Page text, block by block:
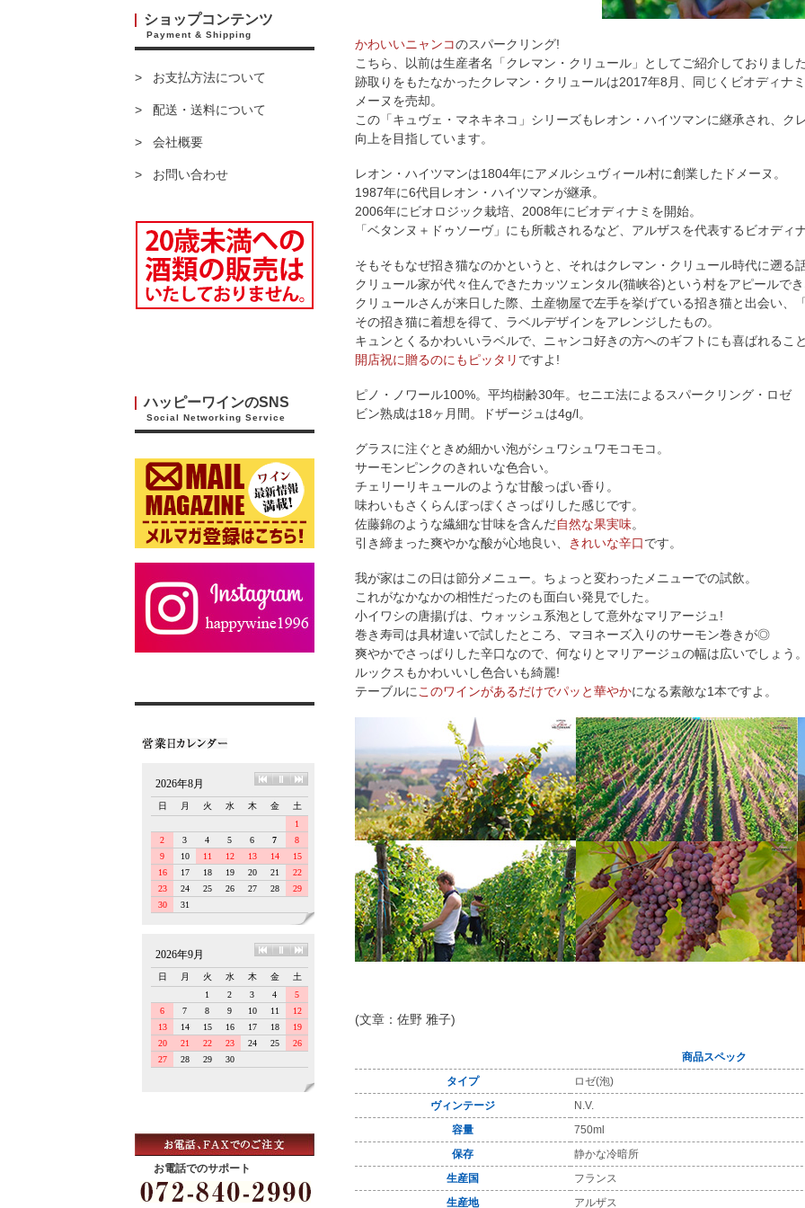
ショップコンテンツ
Payment & Shipping
お支払方法について
配送・送料について
会社概要
お問い合わせ
ハッピーワインのSNS
Social Networking Service
お電話でのサポート
かわいいニャンコのスパークリング!
こちら、以前は生産者名「クレマン・クリュール」としてご紹介しておりまし
跡取りをもたなかったクレマン・クリュールは2017年8月、同じくビオディナ
メーヌを売却。
この「キュヴェ・マネキネコ」シリーズもレオン・ハイツマンに継承され、ク
向上を目指しています。
レオン・ハイツマンは1804年にアメルシュヴィール村に創業したドメーヌ。
1987年に6代目レオン・ハイツマンが継承。
2006年にビオロジック栽培、2008年にビオディナミを開始。
「ベタンヌ＋ドゥソーヴ」にも所載されるなど、アルザスを代表するビオディ
そもそもなぜ招き猫なのかというと、それはクレマン・クリュール時代に遡る
クリュール家が代々住んできたカッツェンタル(猫峡谷)という村をアピールで
クリュールさんが来日した際、土産物屋で左手を挙げている招き猫と出会い、
その招き猫に着想を得て、ラベルデザインをアレンジしたもの。
キュンとくるかわいいラベルで、ニャンコ好きの方へのギフトにも喜ばれるこ
開店祝に贈るのにもピッタリ ですよ!
ピノ・ノワール100%。平均樹齢30年。セニエ法によるスパークリング・ロゼ
ビン熟成は18ヶ月間。ドザージュは4g/l。
グラスに注ぐときめ細かい泡がシュワシュワモコモコ。
サーモンピンクのきれいな色合い。
チェリーリキュールのような甘酸っぱい香り。
味わいもさくらんぼっぽくさっぱりした感じです。
佐藤錦のような繊細な甘味を含んだ自然な果実味。
引き締まった爽やかな酸が心地良い、
きれいな辛口です。
我が家はこの日は節分メニュー。ちょっと変わったメニューでの試飲。
これがなかなかの相性だったのも面白い発見でした。
小イワシの唐揚げは、ウォッシュ系泡として意外なマリアージュ!
巻き寿司は具材違いで試したところ、マヨネーズ入りのサーモン巻きが◎
爽やかでさっぱりした辛口なので、何なりとマリアージュの幅は広いでしょう
ルックスもかわいいし色合いも綺麗!
テーブルに このワインがあるだけでパッと華やかになる素敵な1本ですよ。
(文章：佐野 雅子)
商品スペック
タイプ
ロゼ(泡)
ヴィンテージ
N.V.
容量
750ml
保存
静かな冷暗所
生産国
フランス
生産地
アルザス